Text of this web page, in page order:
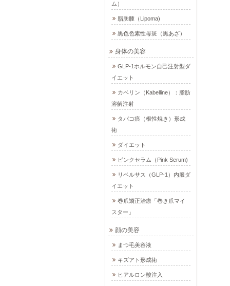
ム）
脂肪腫（Lipoma)
黒色色素性母斑（黒あざ）
身体の美容
GLP-1ホルモン自己注射型ダ
イエット
カベリン（Kabelline）：脂肪
溶解注射
タバコ痕（根性焼き）形成
術
ダイエット
ピンクセラム（Pink Serum)
リベルサス（GLP-1）内服ダ
イエット
巻爪矯正治療「巻き爪マイ
スター」
顔の美容
まつ毛美容液
キズアト形成術
ヒアルロン酸注入